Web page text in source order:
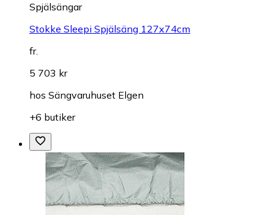
Spjälsängar
Stokke Sleepi Spjälsäng 127x74cm
fr.
5 703 kr
hos Sängvaruhuset Elgen
+6 butiker